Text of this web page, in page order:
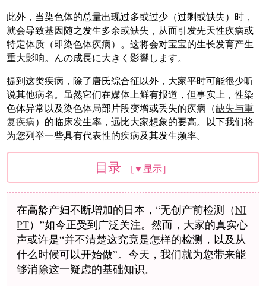
此外，当染色体的总量出现过多或过少（过剩或缺失）时，
就会导致基因随之发生多余或缺失，从而引发先天性疾病或
特定体质（即染色体疾病）。这将会对宝宝的生长发育产生
重大影响。んの成長に大きく影響します。
提到这类疾病，除了唐氏综合征以外，大家平时可能很少听
说其他病名。虽然它们在媒体上鲜有报道，但事实上，性染
色体异常以及染色体局部片段变增或丢失的疾病（缺失与重
复疾病）的临床发生率，远比大家想象的要高。以下我们将
为您列举一些具有代表性的疾病及其发生频率。
目录 [▼显示］
在高龄产妇不断增加的日本，“无创产前检测（NI
PT）”如今正受到广泛关注。然而，大家的真实心
声或许是“并不清楚这究竟是怎样的检测，以及从
什么时候可以开始做”。今天，我们就为您带来能
够消除这一疑虑的基础知识。